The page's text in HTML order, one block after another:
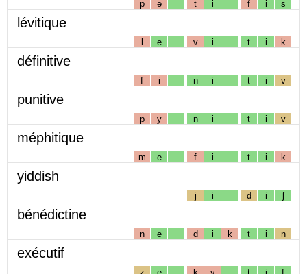
p ə t i f i s
lévitique
l e v i t i k
définitive
f i n i t i v
punitive
p y n i t i v
méphitique
m e f i t i k
yiddish
j i d i ʃ
bénédictine
n e d i k t i n
exécutif